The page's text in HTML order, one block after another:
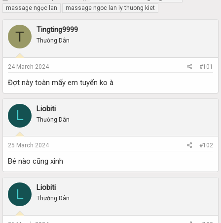
h
r
a
d
t
a
t
e
t
a
t
d
t
e
massage ngọc lan
massage ngoc lan ly thuong kiet
T Tingting9999
Thường Dân
24 March 2024 #101
Đợt này toàn mấy em tuyển ko à
L Liobiti
Thường Dân
25 March 2024 #102
Bé nào cũng xinh
L Liobiti
Thường Dân